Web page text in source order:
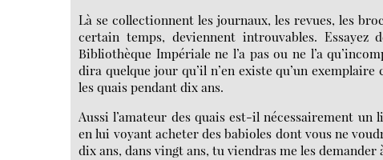
Là se collectionnent les journaux, les revues, les
certain temps, deviennent introuvables.
Bibliothèque Impériale ne l’a pas ou ne l’a
dira quelque jour qu’il n’en existe qu’un
les quais pendant dix ans.
Aussi l’amateur des quais est-il nécessairement
en lui voyant acheter des babioles dont vous ne
dix ans, dans vingt ans, tu viendras me les demander